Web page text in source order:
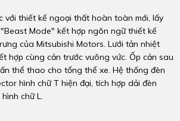
với thiết kế ngoại thất hoàn toàn mới, lấy
Mode" kết hợp ngôn ngữ thiết kế
của Mitsubishi Motors. Lưới tản nhiệt
hợp cùng cản trước vuông vức. Ốp cản sau
thể thao cho tổng thể xe. Hệ thống đèn
hình chữ T hiện đại, tích hợp dải đèn
chữ L.